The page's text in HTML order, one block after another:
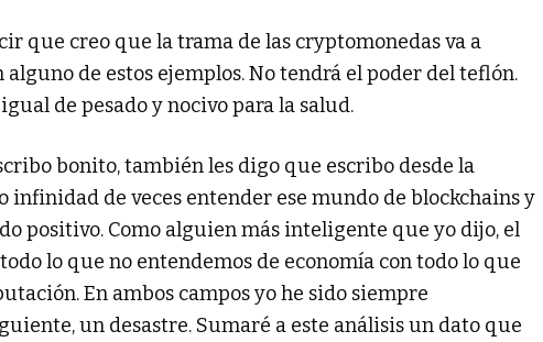
que creo que la trama de las cryptomonedas va a
de estos ejemplos. No tendrá el poder del teflón.
de pesado y nocivo para la salud.
bonito, también les digo que escribo desde la
infinidad de veces entender ese mundo de blockchains y
positivo. Como alguien más inteligente que yo dijo, el
lo que no entendemos de economía con todo lo que
En ambos campos yo he sido siempre
un desastre. Sumaré a este análisis un dato que